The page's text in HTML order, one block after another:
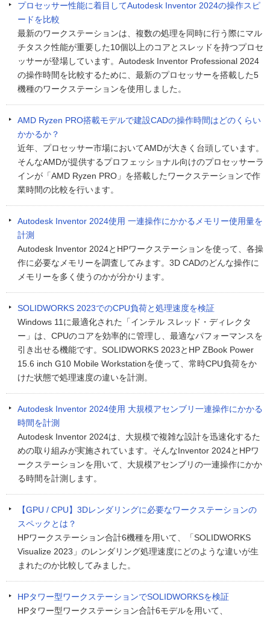
プロセッサー性能に着目してAutodesk Inventor 2024の操作スピ
ードを比較
最新のワークステーションは、複数の処理を同時に行う際にマル
チタスク性能が重要した10個以上のコアとスレッドを持つプロセ
ッサーが登場しています。Autodesk Inventor Professional 2024
の操作時間を比較するために、最新のプロセッサーを搭載した5
機種のワークステーションを使用しました。
AMD Ryzen PRO搭載モデルで建設CADの操作時間はどのくらい
かかるか？
近年、プロセッサー市場においてAMDが大きく台頭しています。
そんなAMDが提供するプロフェッショナル向けのプロセッサーラ
インが「AMD Ryzen PRO」を搭載したワークステーションで作
業時間の比較を行います。
Autodesk Inventor 2024使用 一連操作にかかるメモリー使用量を
計測
Autodesk Inventor 2024とHPワークステーションを使って、各操
作に必要なメモリーを調査してみます。3D CADのどんな操作に
メモリーを多く使うのかが分かります。
SOLIDWORKS 2023でのCPU負荷と処理速度を検証
Windows 11に最適化された「インテル スレッド・ディレクタ
ー」は、CPUのコアを効率的に管理し、最適なパフォーマンスを
引き出せる機能です。SOLIDWORKS 2023とHP ZBook Power
15.6 inch G10 Mobile Workstationを使って、常時CPU負荷をか
けた状態で処理速度の違いを計測。
Autodesk Inventor 2024使用 大規模アセンブリ一連操作にかかる
時間を計測
Autodesk Inventor 2024は、大規模で複雑な設計を迅速化するた
めの取り組みが実施されています。そんなInventor 2024とHPワ
ークステーションを用いて、大規模アセンブリの一連操作にかか
る時間を計測します。
【GPU / CPU】3Dレンダリングに必要なワークステーションの
スペックとは？
HPワークステーション合計6機種を用いて、「SOLIDWORKS
Visualize 2023」のレンダリング処理速度にどのような違いが生
まれたのか比較してみました。
HPタワー型ワークステーションでSOLIDWORKSを検証
HPタワー型ワークステーション合計6モデルを用いて、